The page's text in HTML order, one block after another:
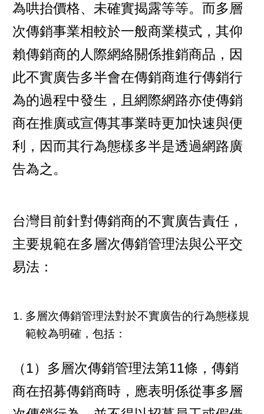
為哄抬價格、未確實揭露等等。而多層
次傳銷事業相較於一般商業模式，其仰
賴傳銷商的人際網絡關係推銷商品，因
此不實廣告多半會在傳銷商進行傳銷行
為的過程中發生，且網際網路亦使傳銷
商在推廣或宣傳其事業時更加快速與便
利，因而其行為態樣多半是透過網路廣
告為之。
台灣目前針對傳銷商的不實廣告責任，
主要規範在多層次傳銷管理法與公平交
易法：
多層次傳銷管理法對於不實廣告的行為態樣規
範較為明確，包括：
（1）多層次傳銷管理法第11條，傳銷
商在招募傳銷商時，應表明係從事多層